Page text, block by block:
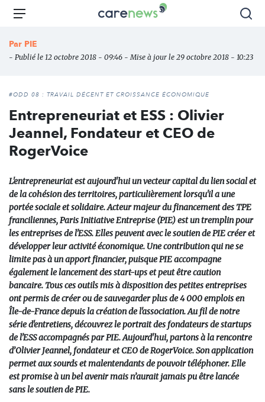
Aller
principal
Carenews,
des
l'engagement
Menu
Par PIE
- Publié le 12 octobre 2018 - 09:46 - Mise à jour le 29 octobre 2018 - 10:23
#ODD 08 : TRAVAIL DÉCENT ET CROISSANCE ÉCONOMIQUE
Entrepreneuriat et ESS : Olivier
Jeannel, Fondateur et CEO de
RogerVoice
L'entrepreneuriat est aujourd'hui un vecteur capital du lien social et
de la cohésion des territoires, particulièrement lorsqu'il a une
portée sociale et solidaire. Acteur majeur du financement des TPE
franciliennes, Paris Initiative Entreprise (PIE) est un tremplin pour
les entreprises de l'ESS. Elles peuvent avec le soutien de PIE créer et
développer leur activité économique. Une contribution qui ne se
limite pas à un apport financier, puisque PIE accompagne
également le lancement des start-ups et peut être caution
bancaire. Tous ces outils mis à disposition des petites entreprises
ont permis de créer ou de sauvegarder plus de 4 000 emplois en
Île-de-France depuis la création de l'association. Au fil de notre
série d'entretiens, découvrez le portrait des fondateurs de startups
de l'ESS accompagnés par PIE. Aujourd'hui, partons à la rencontre
d’Olivier Jeannel, fondateur et CEO de RogerVoice. Son application
permet aux sourds et malentendants de pouvoir téléphoner. Elle
est promise à un bel avenir mais n’aurait jamais pu être lancée
sans le soutien de PIE.